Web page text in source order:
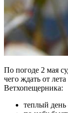
По погоде 2 мая
чего ждать от
Ветхопещерника:
теплый